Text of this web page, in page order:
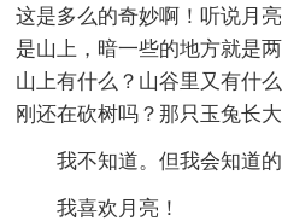
这是多么的奇妙啊！听说月
是山上，暗一些的地方就是
山上有什么？山谷里又有什
刚还在砍树吗？那只玉兔长
我不知道。但我会知道
我喜欢月亮！